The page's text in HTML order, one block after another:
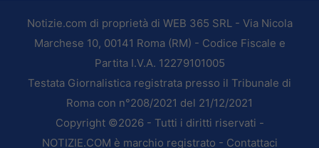
Notizie.com di proprietà di WEB 365 SRL - Via Nicola
Marchese 10, 00141 Roma (RM) - Codice Fiscale e
Partita I.V.A. 12279101005
Testata Giornalistica registrata presso il Tribunale di
Roma con n°208/2021 del 21/12/2021
Copyright ©2026 - Tutti i diritti riservati -
NOTIZIE.COM è marchio registrato - Contattaci